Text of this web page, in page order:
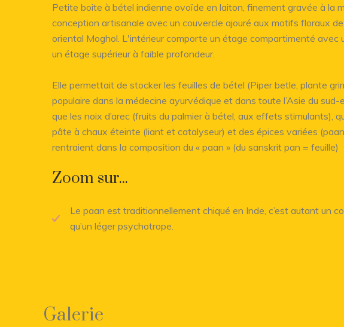
Petite boite à bétel indienne ovoïde en laiton, finement gravée à la
conception artisanale avec un couvercle ajouré aux motifs floraux
oriental Moghol. L'intérieur comporte un étage compartimenté avec
un étage supérieur à faible profondeur.
Elle permettait de stocker les feuilles de bétel (Piper betle, plante
populaire dans la médecine ayurvédique et dans toute l’Asie du sud-
que les noix d’arec (fruits du palmier à bétel, aux effets stimulants),
pâte à chaux éteinte (liant et catalyseur) et des épices variées
rentraient dans la composition du « paan » (du sanskrit pan = feuille)
Zoom sur...
Le paan est traditionnellement chiqué en Inde, c’est autant un
qu’un léger psychotrope.
Galerie